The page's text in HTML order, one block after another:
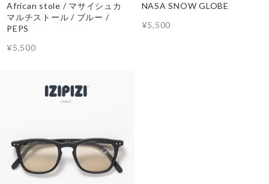
African stole / マサイシュカ
マルチストール / ブルー /
PEPS
¥5,500
NASA SNOW GLOBE
¥5,500